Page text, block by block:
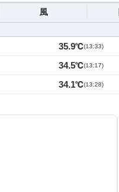
風
35.9℃(13:33)
34.5℃(13:17)
34.1℃(13:28)